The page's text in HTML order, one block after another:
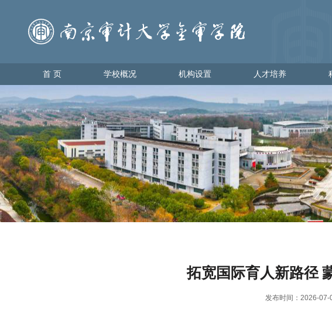
首 页 学校概况
学校简介
理事会领导
学校领导
办学理念
校园地图
金审美景
金审标识
机构设置 人才培养
教育教学
学生管理
科
科
科
首 页 学校概况 机构设置 人才培养
拓宽国际育人新路径
发布时间：2026-07-